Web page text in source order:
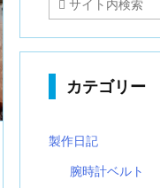
カテゴリー
製作日記
腕時計ベルト